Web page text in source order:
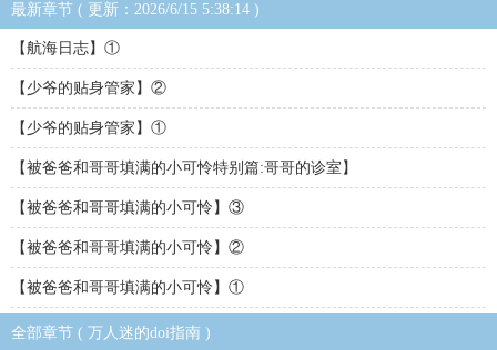
最新章节 ( 更新：2026/6/15 5:38:14 )
【航海日志】①
【少爷的贴身管家】②
【少爷的贴身管家】①
【被爸爸和哥哥填满的小可怜特别篇:哥哥的诊室】
【被爸爸和哥哥填满的小可怜】③
【被爸爸和哥哥填满的小可怜】②
【被爸爸和哥哥填满的小可怜】①
全部章节 ( 万人迷的doi指南 )